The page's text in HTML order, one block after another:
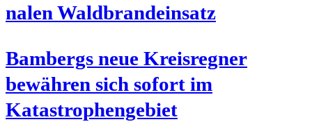
na­len Waldbrandeinsatz
Bam­bergs neue Kreis­reg­ner
bewäh­ren sich sofort im
Katastrophengebiet